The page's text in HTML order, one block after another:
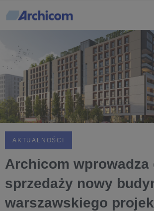
AKTUALNOŚCI
Archicom wprowadza
sprzedaży nowy
warszawskiego